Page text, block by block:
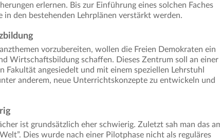
erlernen. Bis zur Einführung eines solchen Faches
den bestehenden Lehrplänen verstärkt werden.
vorzubereiten, wollen die Freien Demokraten ein
Wirtschaftsbildung schaffen. Dieses Zentrum soll an einer
angesiedelt und mit einem speziellen Lehrstuhl
anderem, neue Unterrichtskonzepte zu entwickeln und
ist grundsätzlich eher schwierig. Zuletzt sah man das
Dies wurde nach einer Pilotphase nicht als reguläres